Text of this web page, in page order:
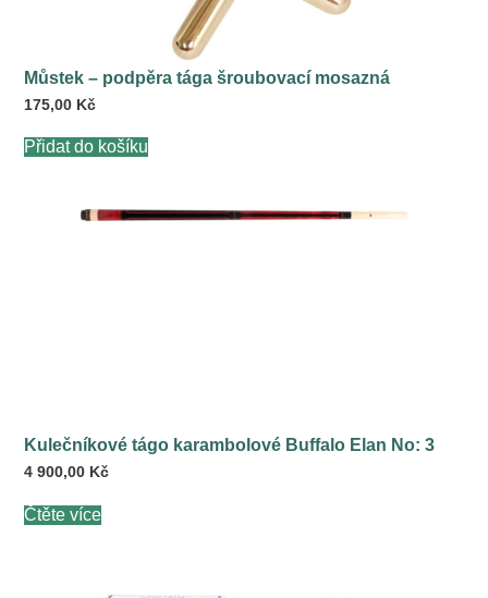
Můstek – podpěra tága šroubovací mosazná
175,00 Kč
Přidat do košíku
Kulečníkové tágo karambolové Buffalo Elan No: 3
4 900,00 Kč
Čtěte více